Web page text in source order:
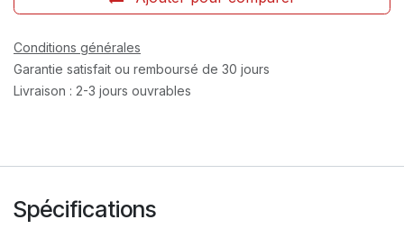
Conditions générales
Garantie satisfait ou remboursé de 30 jours
Livraison : 2-3 jours ouvrables
Spécifications